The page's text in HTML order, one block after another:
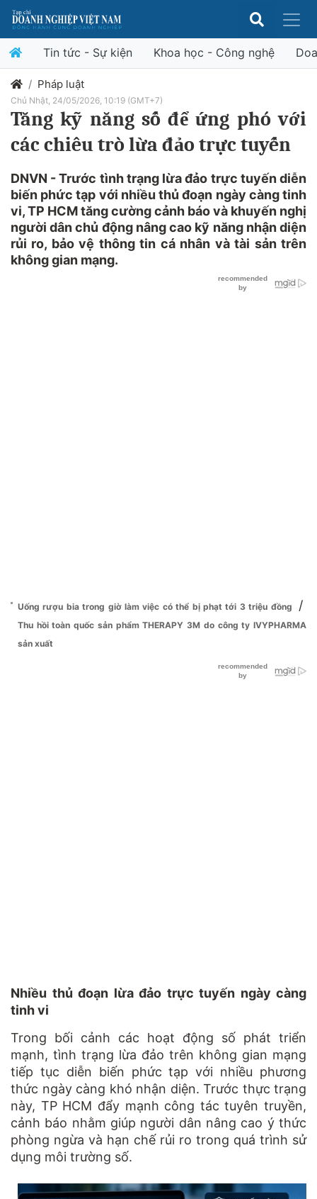
Tin tức - Sự kiện Khoa học - Công nghệ
Pháp luật
Chủ Nhật, 24/05/2026, 10:19 (GMT+7)
Tăng kỹ năng số để ứng phó với
các chiêu trò lừa đảo trực tuyến
DNVN - Trước tình trạng lừa đảo trực tuyến diễn
biến phức tạp với nhiều thủ đoạn ngày càng tinh
vi, TP HCM tăng cường cảnh báo và khuyến nghị
người dân chủ động nâng cao kỹ năng nhận diện
rủi ro, bảo vệ thông tin cá nhân và tài sản trên
không gian mạng.
Uống rượu bia trong giờ làm việc có thể bị phạt tới 3 triệu đồng /
Thu hồi toàn quốc sản phẩm THERAPY 3M do công ty IVYPHARMA
sản xuất
Nhiều thủ đoạn lừa đảo trực tuyến ngày càng
tinh vi
Trong bối cảnh các hoạt động số phát triển
mạnh, tình trạng lừa đảo trên không gian mạng
tiếp tục diễn biến phức tạp với nhiều phương
thức ngày càng khó nhận diện. Trước thực trạng
này, TP HCM đẩy mạnh công tác tuyên truyền,
cảnh báo nhằm giúp người dân nâng cao ý thức
phòng ngừa và hạn chế rủi ro trong quá trình sử
dụng môi trường số.